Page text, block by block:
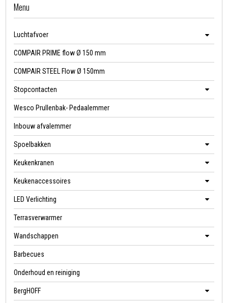
Menu
Luchtafvoer
COMPAIR PRIME flow Ø 150 mm
COMPAIR STEEL Flow Ø 150mm
Stopcontacten
Wesco Prullenbak- Pedaalemmer
Inbouw afvalemmer
Spoelbakken
Keukenkranen
Keukenaccessoires
LED Verlichting
Terrasverwarmer
Wandschappen
Barbecues
Onderhoud en reiniging
BergHOFF